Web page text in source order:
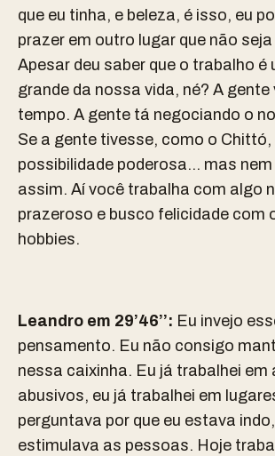
que eu tinha, e beleza, é isso, eu
prazer em outro lugar que não
Apesar deu saber que o trabalho é
grande da nossa vida, né? A gente
tempo. A gente tá negociando o
Se a gente tivesse, como o Chittó,
possibilidade poderosa… mas nem
assim. Aí você trabalha com algo
prazeroso e busco felicidade com
hobbies.
Leandro em 29’46’’: Eu invejo
pensamento. Eu não consigo
nessa caixinha. Eu já trabalhei em
abusivos, eu já trabalhei em
perguntava por que eu estava
estimulava as pessoas. Hoje